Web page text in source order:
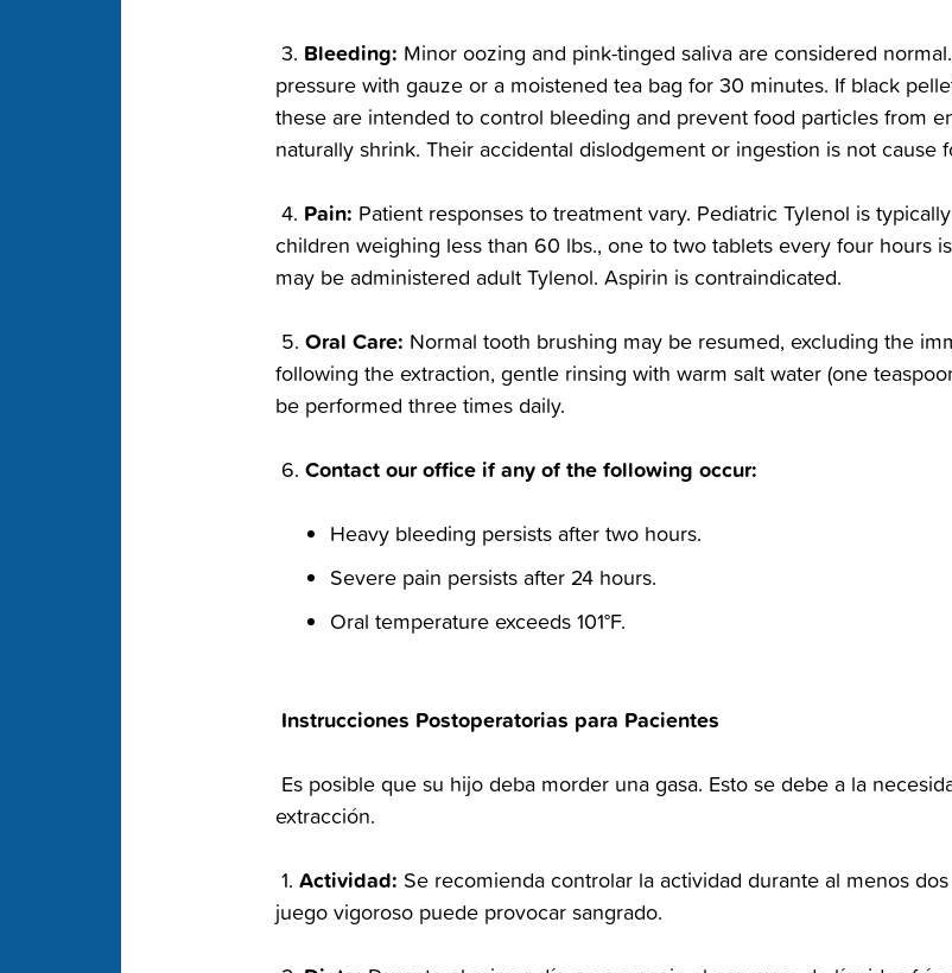
‭ 3.‬ ‭ Bleeding:‬ Minor oozing and pink-tinged saliva are‬‭ considered
pressure with gauze or a moistened tea bag for 30 minutes.‬‭ If black
these are intended to control bleeding‬‭ and prevent food particles from
naturally shrink.‬‭ Their accidental dislodgement or ingestion is not cause
‭ 4.‬ ‭ Pain:‬ Patient responses to treatment vary. Pediatric‬‭ Tylenol is
children weighing less than 60 lbs., one to two tablets every four‬‭ hours
may be administered adult Tylenol. Aspirin‬‭ is contraindicated.‬
‭ 5.‬ ‭ Oral Care:‬ Normal tooth brushing may be resumed, excluding‬‭ the
following the extraction, gentle rinsing with warm salt water (one‬‭
be performed three times daily.‬
‭ 6.‬ ‭ Contact our office if any of the following occur:‬
‬‭Heavy bleeding persists after two hours.‬
Severe pain persists after 24 hours.‬
Oral temperature exceeds 101°F.‬
‭ Instrucciones Postoperatorias para Pacientes
Es posible que su hijo deba morder una gasa. Esto se debe a la
extracción.‬
‭ 1.‬ ‭ Actividad:‬ Se recomienda controlar la actividad durante‬‭ al menos
juego vigoroso puede provocar sangrado.‬